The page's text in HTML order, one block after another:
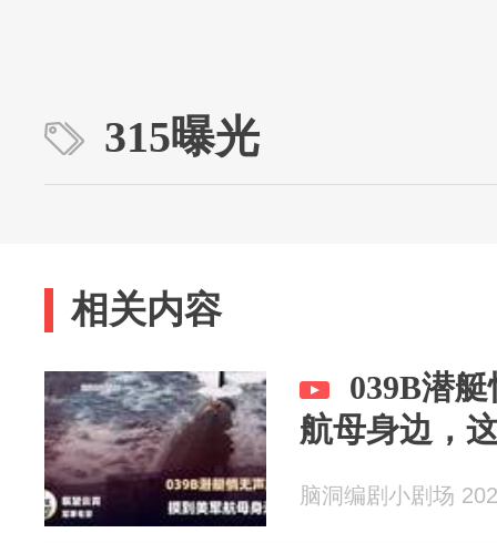
315曝光
相关内容
039B潜
航母身边，
脑洞编剧小剧场